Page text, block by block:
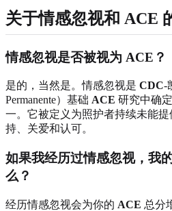
关于情感忽视和 ACE
情感忽视是否被视为 ACE ？
是的，当然是。情感忽视是 CDC-
Permanente）基础 ACE 研究中确
一。它被定义为照护者持续未能
持、关爱和认可。
如果我经历过情感忽视，我
么？
经历情感忽视会为你的 ACE 总分